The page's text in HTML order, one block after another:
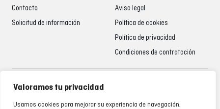
Valoramos tu privacidad
Usamos cookies para mejorar su experiencia de navegación,
Contacto
Solicitud de información
Aviso legal
Política de cookies
Política de privacidad
Condiciones de contratación
Atención al cliente